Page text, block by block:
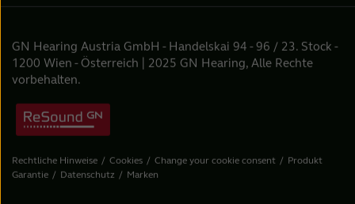
GN Hearing Austria GmbH - Handelskai 94 - 96 / 23. Stock -
1200 Wien - Österreich | 2025 GN Hearing, Alle Rechte
vorbehalten.
Rechtliche Hinweise Cookies Change your cookie consent
Produkt
Garantie
Datenschutz Marken